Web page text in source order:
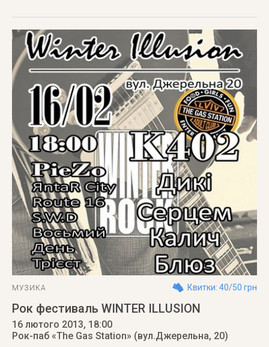
МУЗИКА Квитки: 40/50 грн
Рок фестиваль WINTER ILLUSION
16 лютого 2013, 18:00
Рок-паб «The Gas Station» (вул.Джерельна, 20)